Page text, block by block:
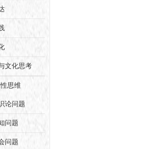
文化思考
思维
论问题
问题
问题